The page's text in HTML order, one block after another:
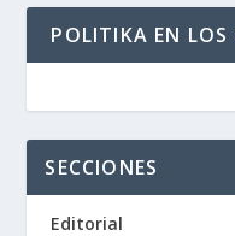
POLITIKA EN LOS
SECCIONES
Editorial